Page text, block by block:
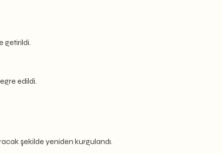
getirildi.
edildi.
şekilde yeniden kurgulandı.